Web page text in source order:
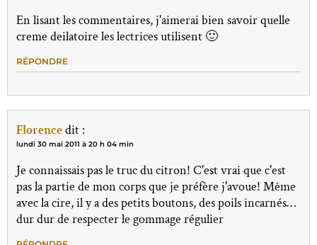
En lisant les commentaires, j'aimerai bien savoir quelle
creme deilatoire les lectrices utilisent 🙂
RÉPONDRE
Florencedit :
lundi 30 mai 2011 à 20 h 04 min
Je connaissais pas le truc du citron! C'est vrai que c'est
pas la partie de mon corps que je préfère j'avoue! Même
avec la cire, il y a des petits boutons, des poils incarnés…
dur dur de respecter le gommage régulier